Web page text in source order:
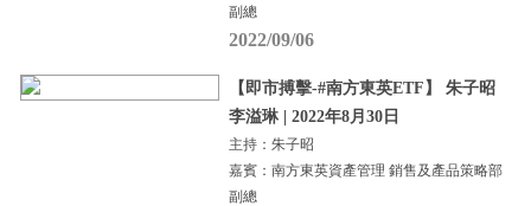
副總
2022/09/06
【即市搏擊-#南方東英ETF】 朱子昭
李溢琳 | 2022年8月30日
主持：朱子昭
嘉賓：南方東英資產管理 銷售及產品策略部
副總